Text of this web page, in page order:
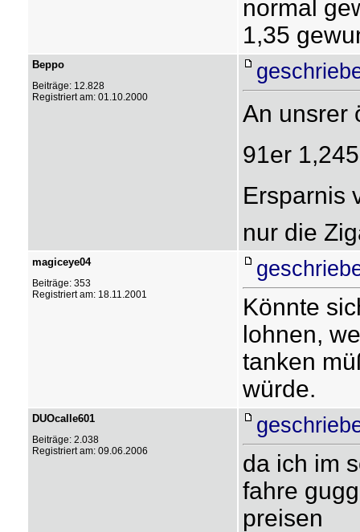
normal
1,35
Beppo
Beiträge: 12.828
Registriert am: 01.10.2000
An unsrer
91er
Ersparnis
nur die
magiceye04
Beiträge: 353
Registriert am: 18.11.2001
Könnte
lohnen,
tanken
würde.
DUOcalle601
Beiträge: 2.038
Registriert am: 09.06.2006
da ich im
fahre
preisen